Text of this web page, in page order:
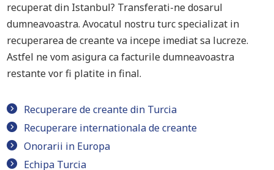
recuperat din Istanbul? Transferati-ne dosarul
dumneavoastra. Avocatul nostru turc specializat in
recuperarea de creante va incepe imediat sa lucreze.
Astfel ne vom asigura ca facturile dumneavoastra
restante vor fi platite in final.
Recuperare de creante din Turcia
Recuperare internationala de creante
Onorarii in Europa
Echipa Turcia